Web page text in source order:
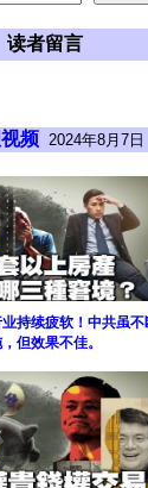
读者留言
频 2024年8月7日
持续疲软！中共虽不
但效果不佳。